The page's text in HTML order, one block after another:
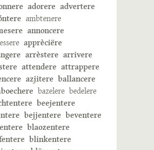
adorere advertere
ambtenere
annoncere
apprèciëre
arrèstere arrivere
attendere attrappere
azjitere ballancere
bazelere bedelere
beejentere
bejjentere beventere
blaozentere
blinkentere